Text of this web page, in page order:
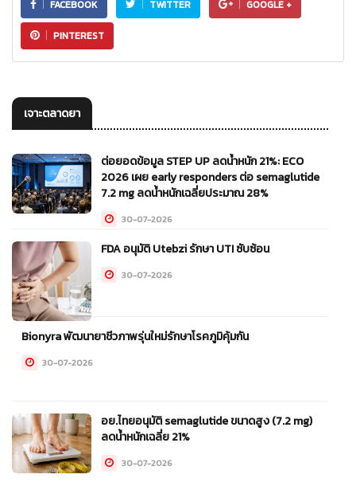
FACEBOOK TWITTER GOOGLE +
PINTEREST
เจาะตลาดยา
ต่อยอดข้อมูล STEP UP ลดน้ำหนัก 21%: ECO
2026 เผย early responders ต่อ semaglutide
7.2 mg ลดน้ำหนักเฉลี่ยประมาณ 28%
30-07-2026
FDA อนุมัติ Utebzi รักษา UTI ซับซ้อน
30-07-2026
Bionyra พัฒนายาชีวภาพรุ่นใหม่รักษาโรคภูมิคุ้มกัน
30-07-2026
อย.ไทยอนุมัติ semaglutide ขนาดสูง (7.2 mg)
ลดน้ำหนักเฉลี่ย 21%
30-07-2026